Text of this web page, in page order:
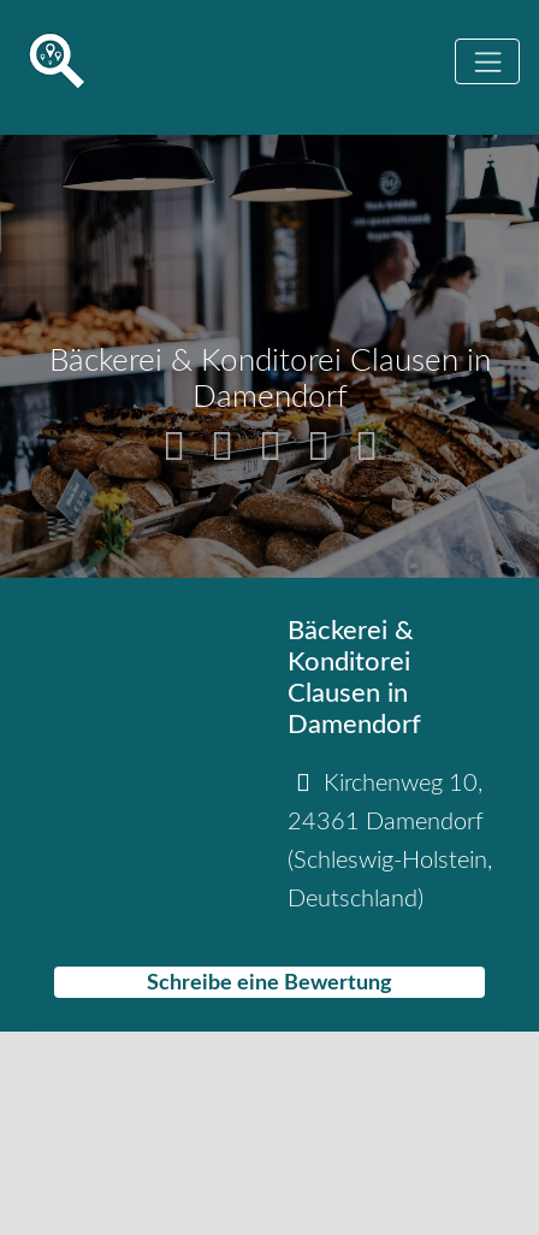
Bäckerei & Konditorei Clausen in
Damendorf
Bäckerei &
Konditorei
Clausen in
Damendorf
Kirchenweg 10,
24361 Damendorf
(Schleswig-Holstein,
Deutschland)
Schreibe eine Bewertung